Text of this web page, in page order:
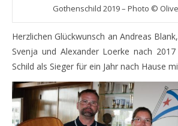
Gothenschild 2019 – Photo ©
Herzlichen Glückwunsch an Andreas
Svenja und Alexander Loerke nach
Schild als Sieger für ein Jahr nach Hause